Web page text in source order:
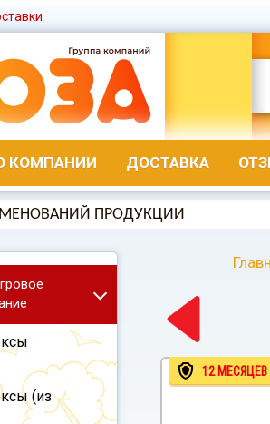
КОМПАНИИ ДОСТАВКА
ПРОДУКЦИИ
(из
12 МЕСЯЦЕВ